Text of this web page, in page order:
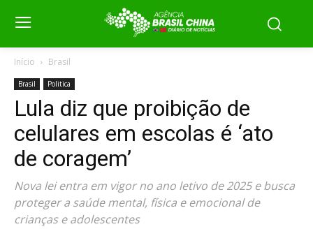
Início Brasil
Brasil Politica
Lula diz que proibição de
celulares em escolas é ‘ato
de coragem’
Nova lei entra em vigor no ano letivo de 2025 e busca
proteger a saúde mental, física e emocional de
crianças e adolescentes